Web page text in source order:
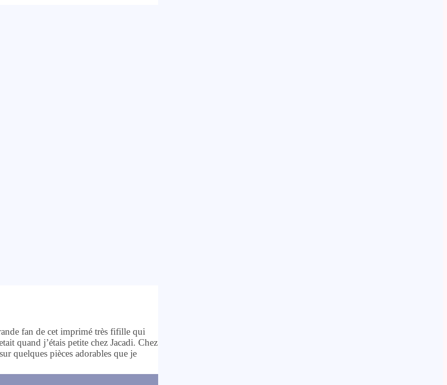
fan de cet imprimé très fifille qui
quand j’étais petite chez Jacadi. Chez
quelques pièces adorables que je